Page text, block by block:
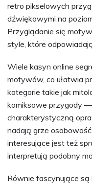
retro pikselowych
dźwiękowymi na
Przyglądanie się
style, które
Wiele kasyn online
motywów, co ułatwia
kategorie takie jak
komiksowe przygody
charakterystyczną
nadają grze
interesujące jest też
interpretują podobny
Równie fascynujące